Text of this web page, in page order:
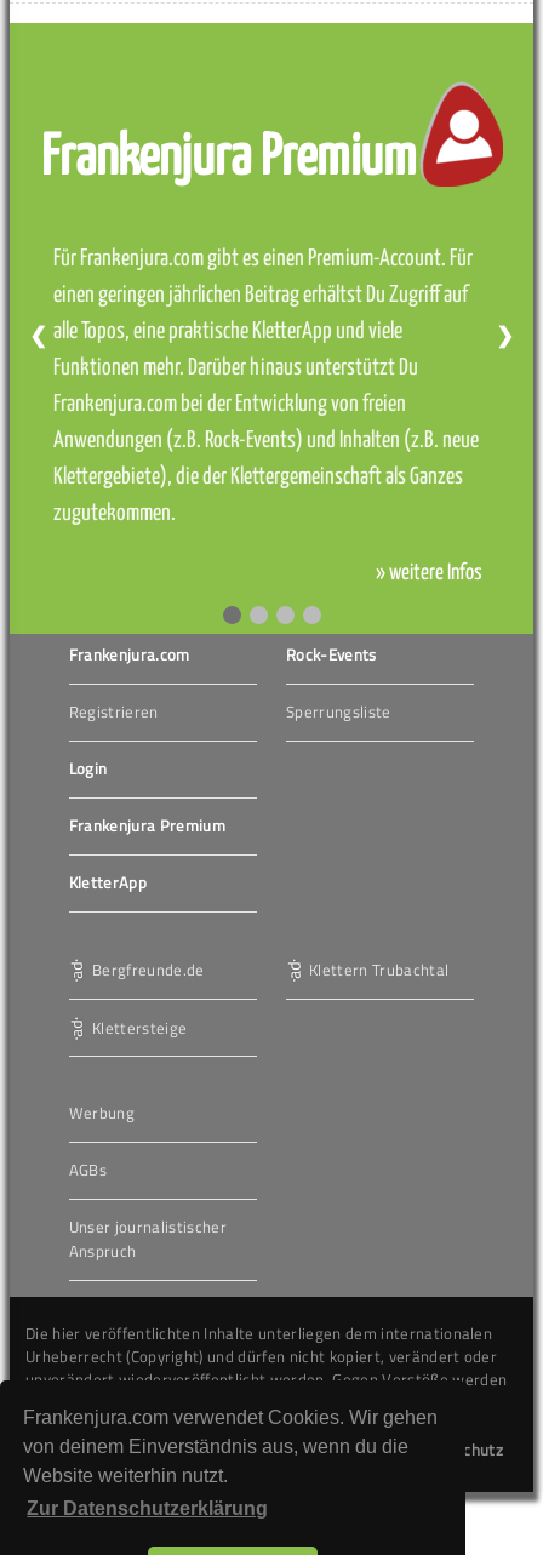
Frankenjura.com verwendet Cookies. Wir gehen
von deinem Einverständnis aus, wenn du die
Website weiterhin nutzt.
Zur Datenschutzerklärung
Frankenjura Premium
Für Frankenjura.com gibt es einen Premium-Account. Für
einen geringen jährlichen Beitrag erhältst Du Zugriff auf
alle Topos, eine praktische KletterApp und viele
Funktionen mehr. Darüber hinaus unterstützt Du
Frankenjura.com bei der Entwicklung von freien
Anwendungen (z.B. Rock-Events) und Inhalten (z.B. neue
Klettergebiete), die der Klettergemeinschaft als Ganzes
zugutekommen.
» weitere Infos
❮ ❯
Frankenjura.com
Registrieren
Login
Frankenjura Premium
KletterApp
Rock-Events
Sperrungsliste
Bergfreunde.de
Klettersteige
Klettern Trubachtal
Werbung
AGBs
Unser journalistischer
Anspruch
Die hier veröffentlichten Inhalte unterliegen dem internationalen
Urheberrecht (Copyright) und dürfen nicht kopiert, verändert oder
unverändert wiederveröffentlicht werden. Gegen Verstöße werden
Kontakt
Impressum Datenschutz